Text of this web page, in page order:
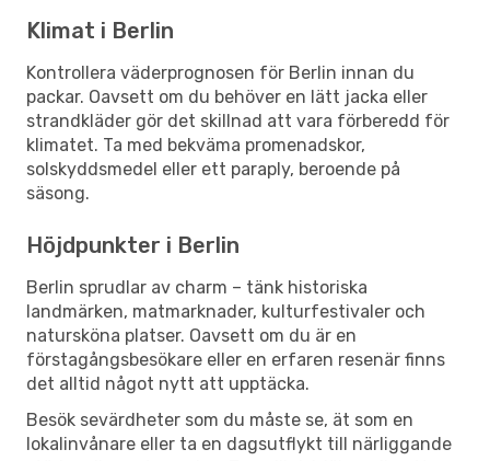
Klimat i Berlin
Kontrollera väderprognosen för Berlin innan du
packar. Oavsett om du behöver en lätt jacka eller
strandkläder gör det skillnad att vara förberedd för
klimatet. Ta med bekväma promenadskor,
solskyddsmedel eller ett paraply, beroende på
säsong.
Höjdpunkter i Berlin
Berlin sprudlar av charm – tänk historiska
landmärken, matmarknader, kulturfestivaler och
natursköna platser. Oavsett om du är en
förstagångsbesökare eller en erfaren resenär finns
det alltid något nytt att upptäcka.
Besök sevärdheter som du måste se, ät som en
lokalinvånare eller ta en dagsutflykt till närliggande